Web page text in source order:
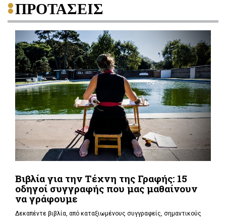
ΠΡΟΤΑΣΕΙΣ
Βιβλία για την Τέχνη της Γραφής: 15
οδηγοί συγγραφής που μας μαθαίνουν
να γράφουμε
Δεκαπέντε βιβλία, από καταξιωμένους συγγραφείς, σημαντικούς